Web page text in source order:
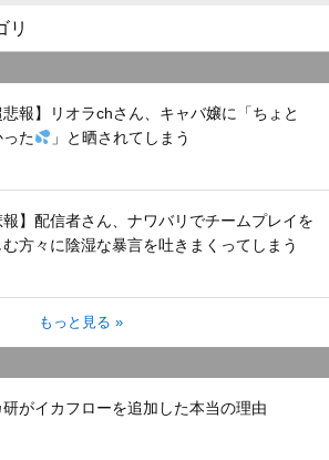
リ
悲報】リオラchさん、キャバ嬢に「ちょと
た
」と晒されてしまう
報】配信者さん、ナワバリでチームプレイを
方々に陰湿な暴言を吐きまくってしまう
もっと見る »
研がイカフローを追加した本当の理由